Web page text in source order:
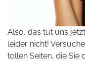
Also, das tut uns
leider nicht!
tollen Seiten, die Sie